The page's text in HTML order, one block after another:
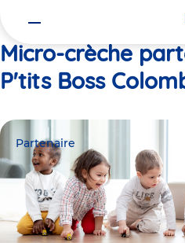
Micro-crèche
P'tits Boss
Partenaire